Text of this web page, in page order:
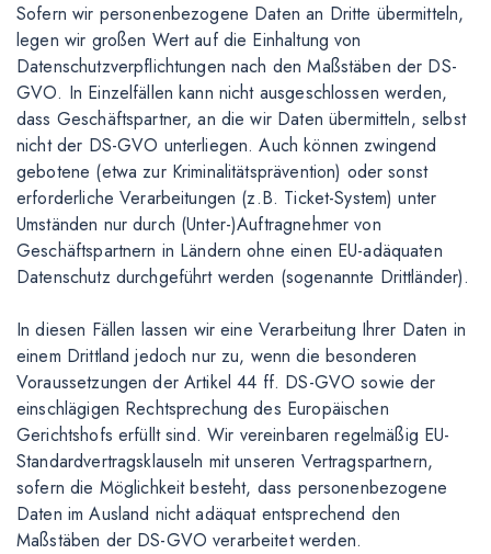
Sofern wir personenbezogene Daten an Dritte übermitteln,
legen wir großen Wert auf die Einhaltung von
Datenschutzverpflichtungen nach den Maßstäben der DS-
GVO. In Einzelfällen kann nicht ausgeschlossen werden,
dass Geschäftspartner, an die wir Daten übermitteln, selbst
nicht der DS-GVO unterliegen. Auch können zwingend
gebotene (etwa zur Kriminalitätsprävention) oder sonst
erforderliche Verarbeitungen (z.B. Ticket-System) unter
Umständen nur durch (Unter-)Auftragnehmer von
Geschäftspartnern in Ländern ohne einen EU-adäquaten
Datenschutz durchgeführt werden (sogenannte Drittländer).
In diesen Fällen lassen wir eine Verarbeitung Ihrer Daten in
einem Drittland jedoch nur zu, wenn die besonderen
Voraussetzungen der Artikel 44 ff. DS-GVO sowie der
einschlägigen Rechtsprechung des Europäischen
Gerichtshofs erfüllt sind. Wir vereinbaren regelmäßig EU-
Standardvertragsklauseln mit unseren Vertragspartnern,
sofern die Möglichkeit besteht, dass personenbezogene
Daten im Ausland nicht adäquat entsprechend den
Maßstäben der DS-GVO verarbeitet werden.